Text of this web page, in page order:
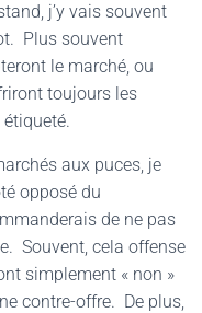
j’y vais souvent
Plus souvent
le marché, ou
toujours les
aux puces, je
opposé du
de ne pas
Souvent, cela offense
simplement « non »
contre-offre. De plus,